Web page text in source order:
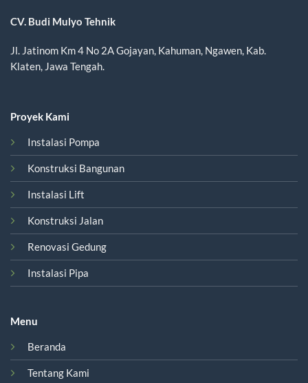
CV. Budi Mulyo Tehnik
Jl. Jatinom Km 4 No 2A Gojayan, Kahuman, Ngawen, Kab.
Klaten, Jawa Tengah.
Proyek Kami
Instalasi Pompa
Konstruksi Bangunan
Instalasi Lift
Konstruksi Jalan
Renovasi Gedung
Instalasi Pipa
Menu
Beranda
Tentang Kami